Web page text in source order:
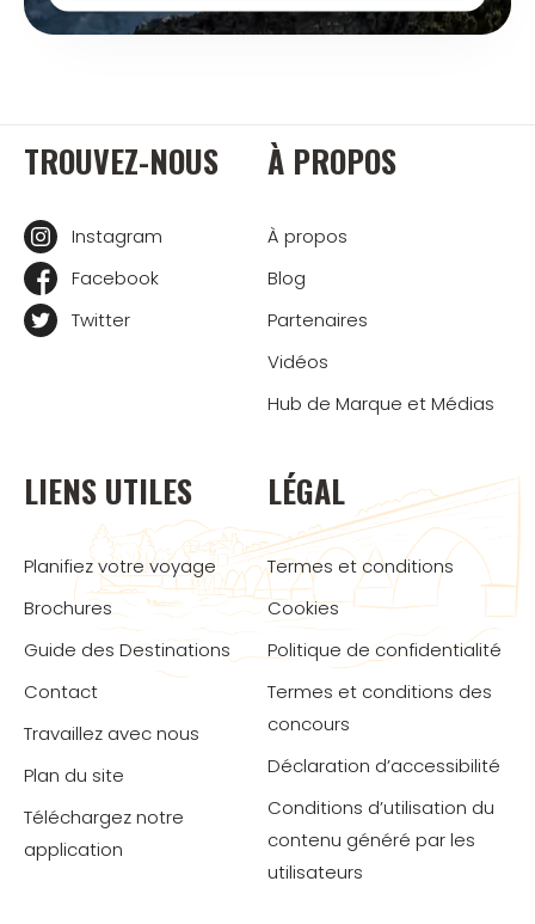
TROUVEZ-NOUS
Instagram
Facebook
Twitter
À PROPOS
À propos
Blog
Partenaires
Vidéos
Hub de Marque et Médias
LIENS UTILES
Planifiez votre voyage
Brochures
Guide des Destinations
Contact
Travaillez avec nous
Plan du site
Téléchargez notre
application
LÉGAL
Termes et conditions
Cookies
Politique de confidentialité
Termes et conditions des
concours
Déclaration d’accessibilité
Conditions d’utilisation du
contenu généré par les
utilisateurs